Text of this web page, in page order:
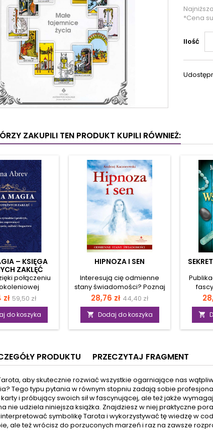
*Cena
Ilość
ZAKUPILI TEN PRODUKT KUPILI RÓWNIEŻ:
– KSIĘGA
ZAKLĘĆ
połączeniu
wiedzy oraz
jakie stawia
świat,
szybkie i
rytuały białej
Dzięki niej
że zaklęcia
są na
ręki. Jeśli
ci bliska, ale
ci się,
czasu na
rytuałów i
ta księga
dla ciebie.
doskonale
Cena
podstawowa
59,50 zł
do koszyka
HIPNOZA I SEN
Interesują cię odmienne
stany świadomości? Poznaj
hipnozę – jedną z
najciekawszych metod
relaksu i terapii. Dzięki temu
poradnikowi, napisanemu
przez doświadczonego
naturalnej i teologii,
poznasz historię hipnozy i jej
terapeutyczną moc.
Dowiesz się, jak
bezpiecznie wykorzystać tę
technikę przy leczeniu
chorób
psychosomatycznych czy
nałogów. Nauczysz się
Cena
28,76 zł Cena
podstawowa
44,40 zł
 Dodaj do koszyka
świata

PRODUKTU PRZECZYTAJ FRAGMENT
aby skutecznie rozwiać wszystkie ogarniające nas
Tego typu pytania w równym stopniu zadają sobie
i próbujący swoich sił w fascynującej, ale też jakże
nie udziela niniejsza książka. Znajdziesz w niej praktyczne
symbolikę Tarota i wykorzystywać tę wiedzę w
ale też wrócisz do porzuconych marzeń i raz na zawsze